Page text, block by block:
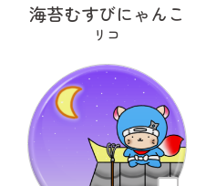
海苔むすびにゃんこ
リコ